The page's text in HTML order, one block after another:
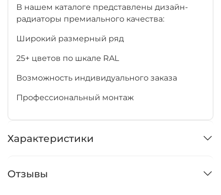
В нашем каталоге представлены дизайн-
радиаторы премиального качества:
Широкий размерный ряд
25+ цветов по шкале RAL
Возможность индивидуального заказа
Профессиональный монтаж
Характеристики
Отзывы